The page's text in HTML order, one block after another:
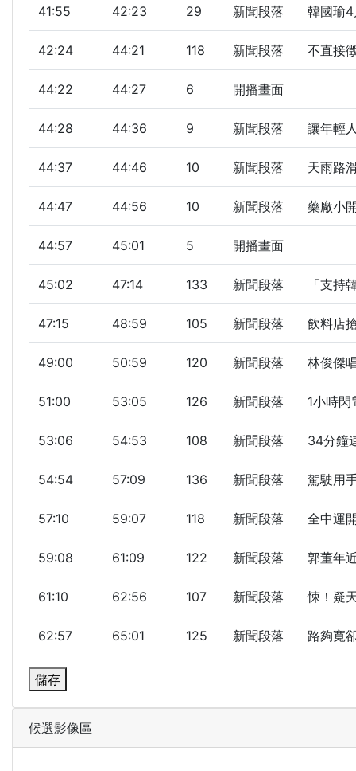
41:55 42:23 29 新聞段落 韓國瑜
42:24 44:21 118 新聞段落 不直接
44:22 44:27 6 開播畫面
44:28 44:36 9 新聞段落 讓年輕
44:37 44:46 10 新聞段落 天雨路
44:47 44:56 10 新聞段落 藥廠小
44:57 45:01 5 開播畫面
45:02 47:14 133 新聞段落 「支
47:15 48:59 105 新聞段落 飲料店
49:00 50:59 120 新聞段落 林俊傑
51:00 53:05 126 新聞段落 1小時
53:06 54:53 108 新聞段落 34分鐘
54:54 57:09 136 新聞段落 駕駛用
57:10 59:07 118 新聞段落 全中運
59:08 61:09 122 新聞段落 郭董年
61:10 62:56 107 新聞段落 悚！疑
62:57 65:01 125 新聞段落 路夠寬
儲存
候選影像區